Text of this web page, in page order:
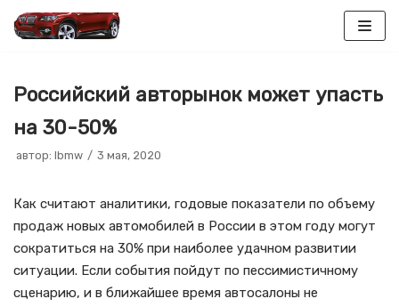
содержимому
Российский авторынок может упасть
на 30-50%
автор: lbmw 3 мая, 2020
Как считают аналитики, годовые показатели по объему
продаж новых автомобилей в России в этом году могут
сократиться на 30% при наиболее удачном развитии
ситуации. Если события пойдут по пессимистичному
сценарию, и в ближайшее время автосалоны не